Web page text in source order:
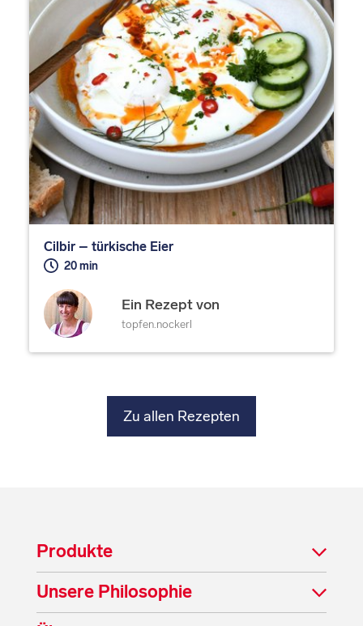
Cilbir – türkische Eier
20 min
Ein Rezept von
topfen.nockerl
Zu allen Rezepten
Produkte
Unsere Philosophie